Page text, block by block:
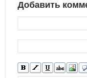
Добавить